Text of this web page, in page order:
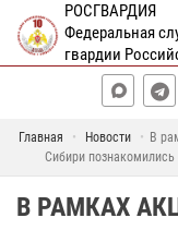
РОСГВАРДИЯ
Федеральная
гвардии
Главная Новости
В
Сибири познакомились
В РАМКАХ